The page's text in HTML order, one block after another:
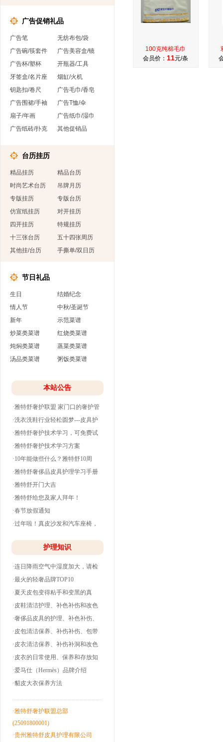
广告促销礼品
广告笔
无纺布包/袋
广告碗/筷套件
广告美容盒/镜
广告杯/塑杯
开瓶器/工具
牙签盒/名片座
烟缸/火机
钥匙扣/卷尺
广告毛巾/香皂
广告围裙/手袖
广告T恤/伞
扇子/年画
广告纸巾/湿巾
广告纸砖/扑克
其他促销品
台历挂历
精品挂历
精品台历
时尚艺术台历
吊牌月历
专版挂历
专版台历
仿宣纸挂历
对开挂历
四开挂历
特规挂历
十三张台历
五十四张周历
其他挂/台历
手撕单/双日历
节日礼品
生日
结婚纪念
情人节
中秋/圣诞节
新年
示范菜谱
炒菜类菜谱
红烧类菜谱
炖焖类菜谱
蒸菜类菜谱
汤品类菜谱
粥饭类菜谱
本站公告
·雅特舒奢护联盟 家门口的奢护管
家
·洗衣洗鞋行业轻松圆梦---皮具护
理
·雅特舒奢护技术学习，可免费试
学并分期付款
·雅特舒奢护技术学习方案
·10年能做些什么？雅特舒10周
年。
·雅特舒奢侈品皮具护理学习手册
·雅特舒开门大吉
·雅特舒给您及家人拜年！
·春节放假通知
·过年啦！真皮沙发和汽车座椅，
护理知识
·连日降雨空气中湿度加大，请检
查下你的皮衣
·最火的轻奢品牌TOP10
·夏天皮包变得粘手和变黑的真
相！
·皮鞋清洁护理、补色补伤和改色
翻新！
·奢侈品皮具的护理、补色补伤、
包带油边和翻
·皮包清洁保养、补伤补伤、包带
洞边和改色翻
·皮衣清洁保养、补伤补洞和改色
翻新！
·皮衣的日常使用、保养和存放知
识！
·爱马仕（Hermès）品牌介绍
·貂皮大衣保养方法
·雅特舒奢护联盟总部
(25091800001)
·贵州雅特舒皮具护理有限公司
100克纯棉毛巾
会员价： 11元/条